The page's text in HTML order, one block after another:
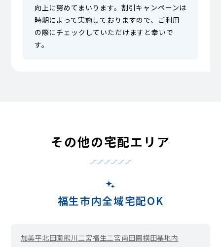
向上に努めてまいります。割引キャンペーンは
時期によって実施しておりますので、ご利用
の際にチェックしていただけますと幸いで
す。
その他の宅配エリア
福生市内全域宅配OK
加美平北田園熊川二宮福生二宮南田園横田基地内